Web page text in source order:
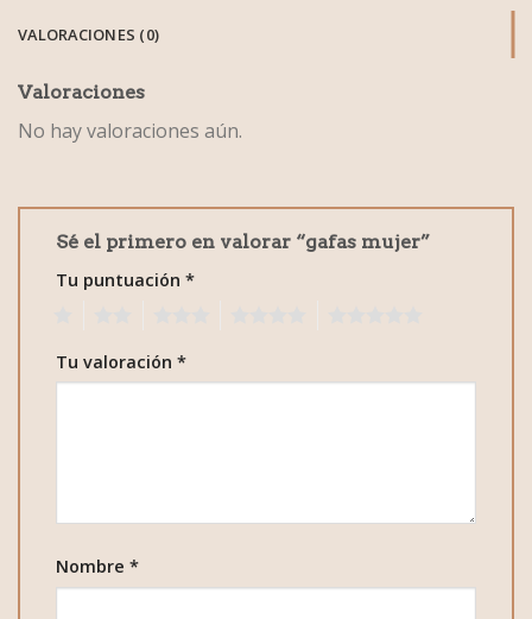
VALORACIONES (0)
Valoraciones
No hay valoraciones aún.
Sé el primero en valorar “gafas mujer”
Tu puntuación *
Tu valoración *
Nombre *